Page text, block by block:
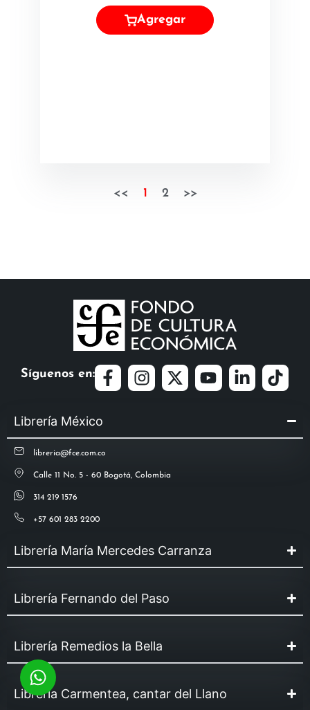
Agregar
<< 1 2 >>
Síguenos en:
Librería México
libreria@fce.com.co
Calle 11 No. 5 - 60 Bogotá, Colombia
314 219 1576
+57 601 283 2200
Librería María Mercedes Carranza
Librería Fernando del Paso
Librería Remedios la Bella
Librería Carmentea, cantar del Llano